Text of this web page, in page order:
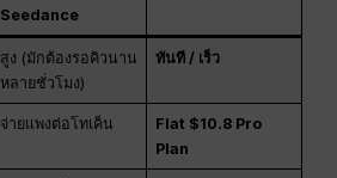
Seedance
สูง (มักต้องรอคิวนาน
หลายชั่วโมง)
ทันที / เร็ว
จ่ายแพงต่อโทเค็น
Flat $10.8 Pro
Plan